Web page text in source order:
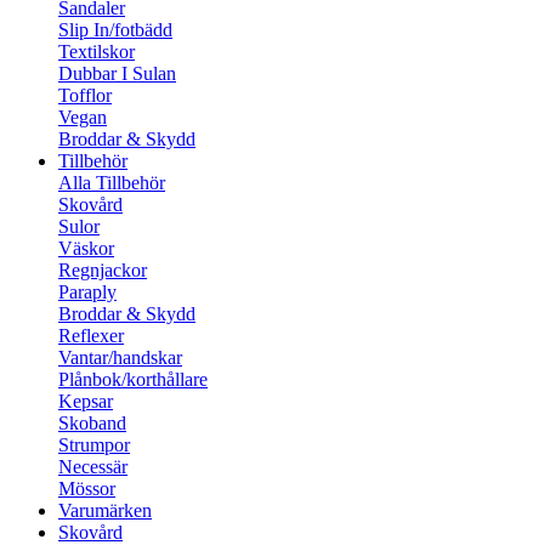
Sandaler
Slip In/fotbädd
Textilskor
Dubbar I Sulan
Tofflor
Vegan
Broddar & Skydd
Tillbehör
Alla Tillbehör
Skovård
Sulor
Väskor
Regnjackor
Paraply
Broddar & Skydd
Reflexer
Vantar/handskar
Plånbok/korthållare
Kepsar
Skoband
Strumpor
Necessär
Mössor
Varumärken
Skovård